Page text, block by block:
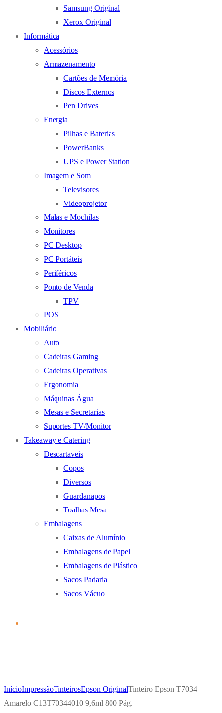
Samsung Original
Xerox Original
Informática
Acessórios
Armazenamento
Cartões de Memória
Discos Externos
Pen Drives
Energia
Pilhas e Baterias
PowerBanks
UPS e Power Station
Imagem e Som
Televisores
Videoprojetor
Malas e Mochilas
Monitores
PC Desktop
PC Portáteis
Periféricos
Ponto de Venda
TPV
POS
Mobiliário
Auto
Cadeiras Gaming
Cadeiras Operativas
Ergonomia
Máquinas Água
Mesas e Secretarias
Suportes TV/Monitor
Takeaway e Catering
Descartaveis
Copos
Diversos
Guardanapos
Toalhas Mesa
Embalagens
Caixas de Alumínio
Embalagens de Papel
Embalagens de Plástico
Sacos Padaria
Sacos Vácuo
InícioImpressãoTinteirosEpson OriginalTinteiro Epson T7034
Amarelo C13T70344010 9,6ml 800 Pág.